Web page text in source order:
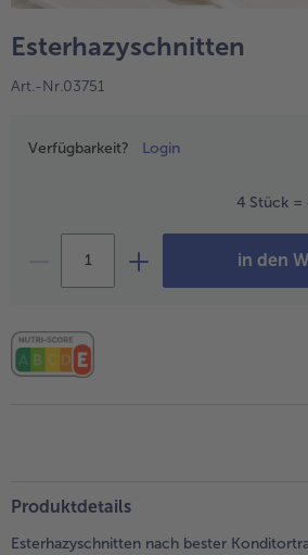
alle Obst
alle Süße Vielfalt
Confiserie & Feinkost
alle Küchenhelfer
Esterhazyschnitten
Art.-Nr.03751
Preisangabe
Verfügbarkeit? Login
4 Stück =
in den
Produktdetails
Esterhazyschnitten nach bester